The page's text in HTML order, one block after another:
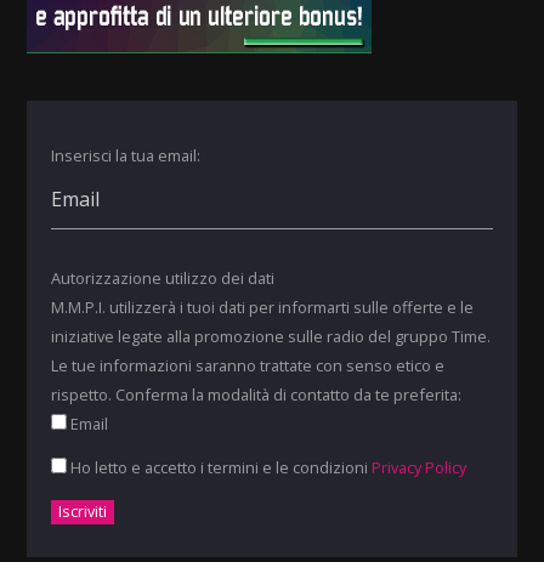
Inserisci la tua email:
Autorizzazione utilizzo dei dati
M.M.P.I. utilizzerà i tuoi dati per informarti sulle offerte e le
iniziative legate alla promozione sulle radio del gruppo Time.
Le tue informazioni saranno trattate con senso etico e
rispetto. Conferma la modalità di contatto da te preferita:
Email
Ho letto e accetto i termini e le condizioni Privacy Policy